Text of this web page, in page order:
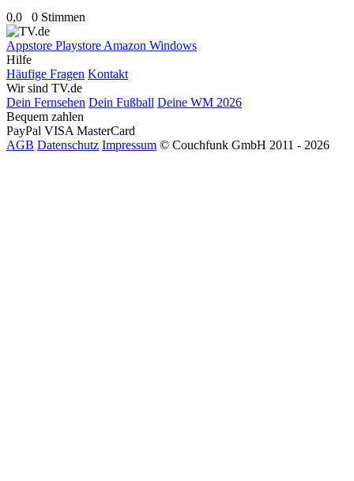
0,0 0 Stimmen
Appstore Playstore Amazon Windows
Hilfe
Häufige Fragen Kontakt
Wir sind TV.de
Dein Fernsehen Dein Fußball Deine WM 2026
Bequem zahlen
PayPal VISA MasterCard
AGB Datenschutz Impressum © Couchfunk GmbH 2011 - 2026